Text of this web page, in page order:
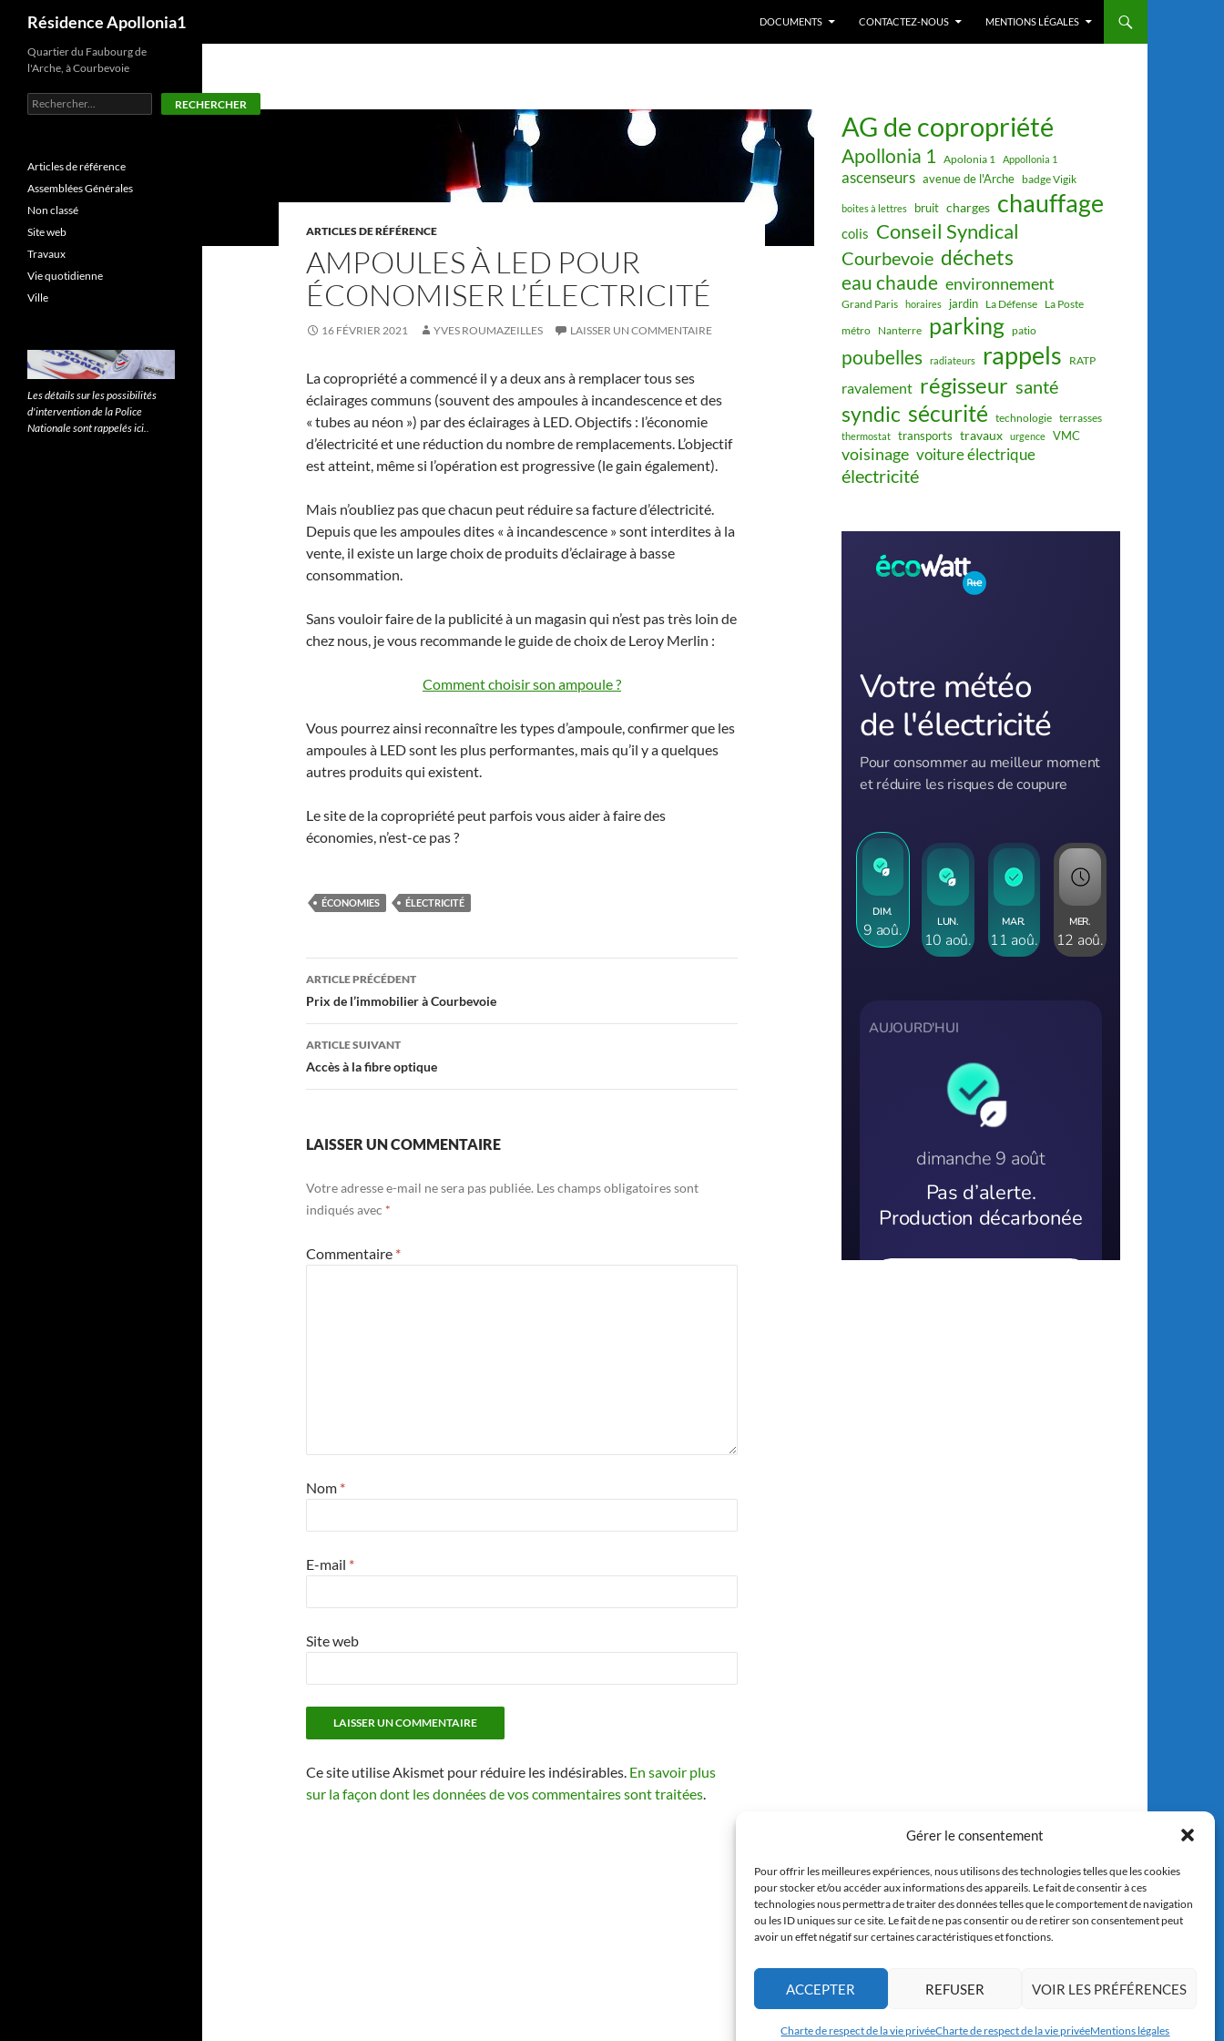
Gérer le consentement
Pour offrir les meilleures expériences, nous utilisons des technologies telles que les cookies
pour stocker et/ou accéder aux informations des appareils. Le fait de consentir à ces
technologies nous permettra de traiter des données telles que le comportement de navigation
ou les ID uniques sur ce site. Le fait de ne pas consentir ou de retirer son consentement peut
avoir un effet négatif sur certaines caractéristiques et fonctions.
ACCEPTER REFUSER VOIR LES PRÉFÉRENCES
Charte de respect de la vie privéeCharte de respect de la vie privéeMentions légales
Aller
contenu
Résidence Apollonia1 DOCUMENTS CONTACTEZ-NOUS MENTIONS LÉGALES
ARTICLES DE RÉFÉRENCE
AMPOULES À LED POUR
ÉCONOMISER L’ÉLECTRICITÉ
16 FÉVRIER 2021 YVES ROUMAZEILLES LAISSER UN COMMENTAIRE
La copropriété a commencé il y a deux ans à remplacer tous ses
éclairages communs (souvent des ampoules à incandescence et des
« tubes au néon ») par des éclairages à LED. Objectifs : l’économie
d’électricité et une réduction du nombre de remplacements. L’objectif
est atteint, même si l’opération est progressive (le gain également).
Mais n’oubliez pas que chacun peut réduire sa facture d’électricité.
Depuis que les ampoules dites « à incandescence » sont interdites à la
vente, il existe un large choix de produits d’éclairage à basse
consommation.
Sans vouloir faire de la publicité à un magasin qui n’est pas très loin de
chez nous, je vous recommande le guide de choix de Leroy Merlin :
Comment choisir son ampoule ?
Vous pourrez ainsi reconnaître les types d’ampoule, confirmer que les
ampoules à LED sont les plus performantes, mais qu’il y a quelques
autres produits qui existent.
Le site de la copropriété peut parfois vous aider à faire des
économies, n’est-ce pas ?
ÉCONOMIES ÉLECTRICITÉ
Navigation
des
articles
ARTICLE PRÉCÉDENT
Prix de l’immobilier à Courbevoie
ARTICLE SUIVANT
Accès à la fibre optique
LAISSER UN COMMENTAIRE
Votre adresse e-mail ne sera pas publiée. Les champs obligatoires sont
indiqués avec *
Commentaire *
Nom *
E-mail *
Site web
Ce site utilise Akismet pour réduire les indésirables. En savoir plus
sur la façon dont les données de vos commentaires sont traitées.
AG de copropriété
Apollonia 1 Apolonia 1 Appollonia 1
ascenseurs avenue de l'Arche badge Vigik
boites à lettres bruit charges chauffage
colis Conseil Syndical
Courbevoie déchets
eau chaude environnement
Grand Paris horaires jardin La Défense La Poste
métro Nanterre parking patio
poubelles radiateurs rappels RATP
ravalement régisseur santé
syndic sécurité technologie terrasses
thermostat transports travaux urgence VMC
voisinage voiture électrique
électricité
Quartier du Faubourg de
l'Arche, à Courbevoie
Rechercher RECHERCHER
Articles de référence
Assemblées Générales
Non classé
Site web
Travaux
Vie quotidienne
Ville
Les détails sur les possibilités
d'intervention de la Police
Nationale sont rappelés ici..